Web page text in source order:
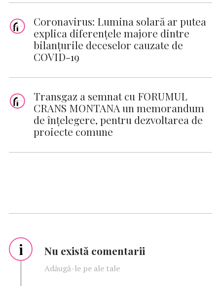
Coronavirus: Lumina solară ar putea
explica diferenţele majore dintre
bilanţurile deceselor cauzate de
COVID-19
Transgaz a semnat cu FORUMUL
CRANS MONTANA un memorandum
de înțelegere, pentru dezvoltarea de
proiecte comune
i Nu există comentarii
Adăugă-le pe ale tale